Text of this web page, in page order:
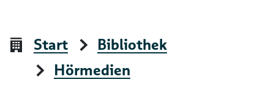
Start
Bibliothek
Hörmedien